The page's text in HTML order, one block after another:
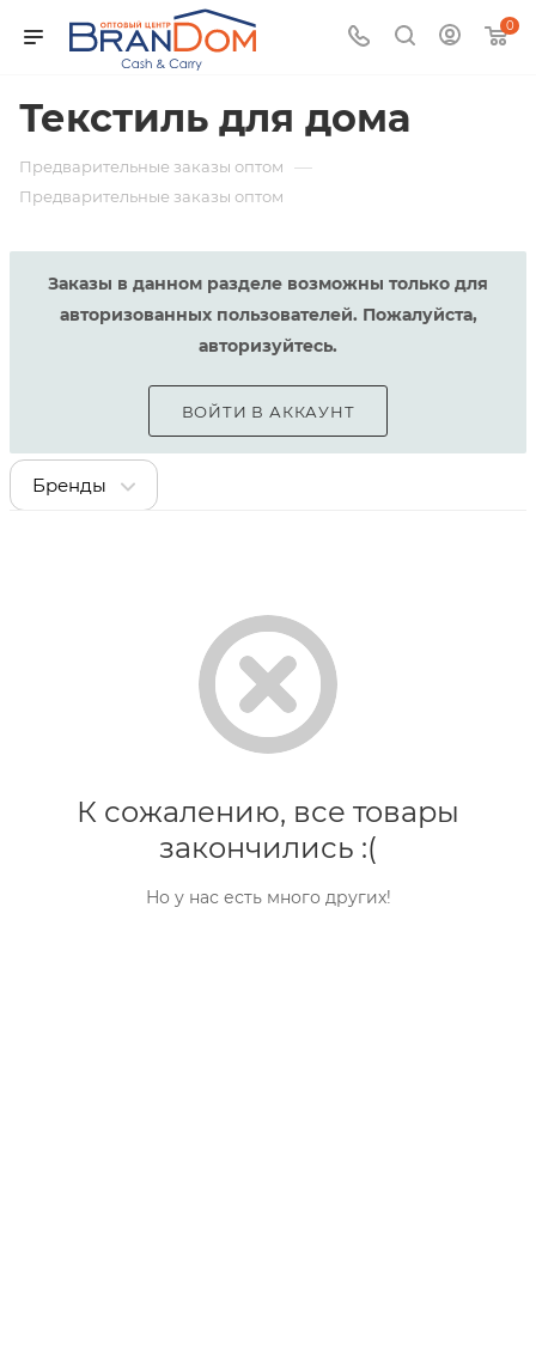
0
Текстиль для дома
Предварительные заказы оптом —
Предварительные заказы оптом
Заказы в данном разделе возможны только для
авторизованных пользователей. Пожалуйста,
авторизуйтесь.
ВОЙТИ В АККАУНТ
Бренды
К сожалению, все товары
закончились :(
Но у нас есть много других!